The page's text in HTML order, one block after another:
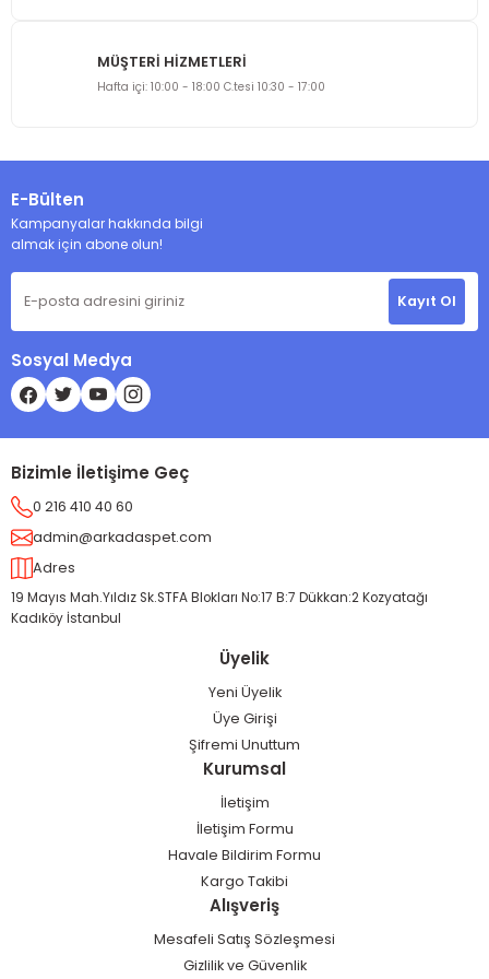
MÜŞTERİ HİZMETLERİ
Hafta içi: 10:00 - 18:00 C.tesi 10:30 - 17:00
E-Bülten
Kampanyalar hakkında bilgi
almak için abone olun!
Kayıt Ol
Sosyal Medya
Bizimle İletişime Geç
0 216 410 40 60
admin@arkadaspet.com
Adres
19 Mayıs Mah.Yıldız Sk.STFA Blokları No:17 B:7 Dükkan:2 Kozyatağı
Kadıköy İstanbul
Üyelik
Yeni Üyelik
Üye Girişi
Şifremi Unuttum
Kurumsal
İletişim
İletişim Formu
Havale Bildirim Formu
Kargo Takibi
Alışveriş
Mesafeli Satış Sözleşmesi
Gizlilik ve Güvenlik